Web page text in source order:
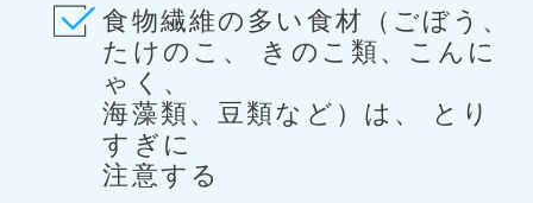
食物繊維の多い食材（ごぼう、
たけのこ、 きのこ類、こんに
ゃく、
海藻類、豆類など）は、 とり
すぎに
注意する